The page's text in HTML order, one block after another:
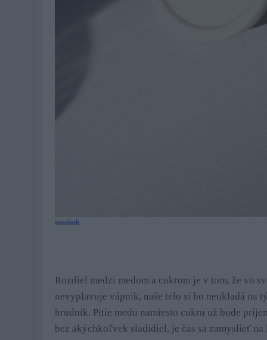
unsplash
Rozdiel medzi medom a cukrom je v tom, že vo
nevyplavuje vápnik, naše telo si ho neukladá na
hrudník. Pitie medu namiesto cukru už bude
bez akýchkoľvek sladidiel, je čas sa zamyslieť